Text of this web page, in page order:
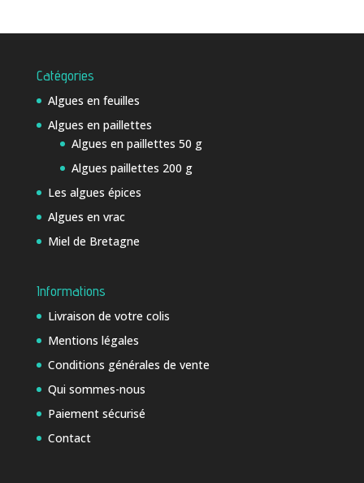
Catégories
Algues en feuilles
Algues en paillettes
Algues en paillettes 50 g
Algues paillettes 200 g
Les algues épices
Algues en vrac
Miel de Bretagne
Informations
Livraison de votre colis
Mentions légales
Conditions générales de vente
Qui sommes-nous
Paiement sécurisé
Contact